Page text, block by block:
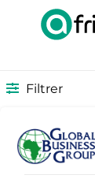
Filtrer